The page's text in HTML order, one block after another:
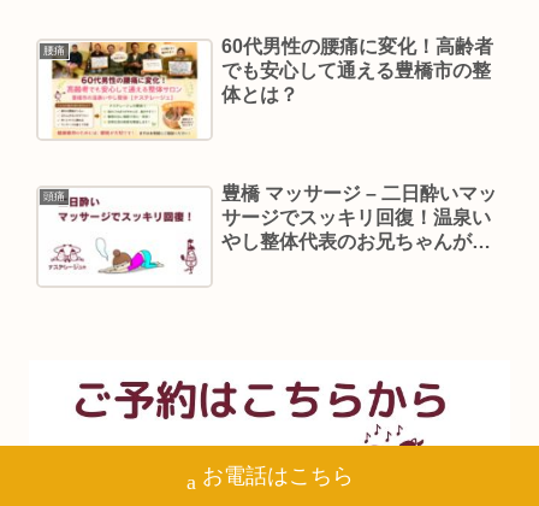
腰痛
60代男性の腰痛に変化！高齢者
でも安心して通える豊橋市の整
体とは？
頭痛
豊橋 マッサージ – 二日酔いマッ
サージでスッキリ回復！温泉い
やし整体代表のお兄ちゃんが伝
お電話はこちら